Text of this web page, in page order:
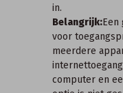
in.
Belangrijk:
voor
meerdere
computer en